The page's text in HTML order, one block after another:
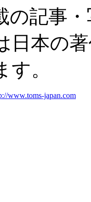
の記事
日本の
。
www.toms-japan.com